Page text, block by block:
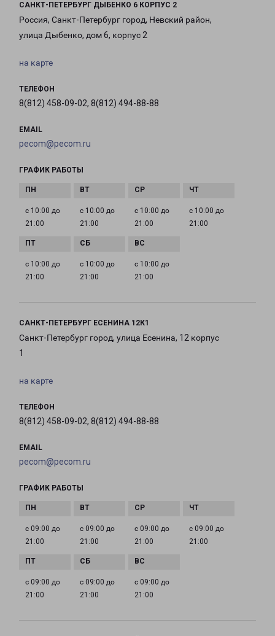
САНКТ-ПЕТЕРБУРГ ДЫБЕНКО 6 КОРПУС 2
Россия, Санкт-Петербург город, Невский район,
улица Дыбенко, дом 6, корпус 2
на карте
ТЕЛЕФОН
8(812) 458-09-02, 8(812) 494-88-88
EMAIL
pecom@pecom.ru
ГРАФИК РАБОТЫ
с 10:00 до
21:00
с 10:00 до
21:00
с 10:00 до
21:00
с 10:00 до
21:00
с 10:00 до
21:00
с 10:00 до
21:00
с 10:00 до
21:00
САНКТ-ПЕТЕРБУРГ ЕСЕНИНА 12К1
Санкт-Петербург город, улица Есенина, 12 корпус
1
на карте
ТЕЛЕФОН
8(812) 458-09-02, 8(812) 494-88-88
EMAIL
pecom@pecom.ru
ГРАФИК РАБОТЫ
с 09:00 до
21:00
с 09:00 до
21:00
с 09:00 до
21:00
с 09:00 до
21:00
с 09:00 до
21:00
с 09:00 до
21:00
с 09:00 до
21:00